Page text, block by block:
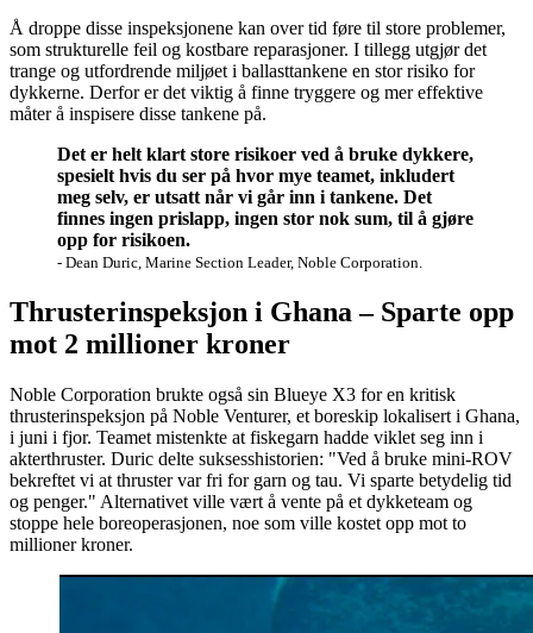
Å droppe disse inspeksjonene kan over tid føre til store problemer,
som strukturelle feil og kostbare reparasjoner. I tillegg utgjør det
trange og utfordrende miljøet i ballasttankene en stor risiko for
dykkerne. Derfor er det viktig å finne tryggere og mer effektive
måter å inspisere disse tankene på.
Det er helt klart store risikoer ved å bruke dykkere,
spesielt hvis du ser på hvor mye teamet, inkludert
meg selv, er utsatt når vi går inn i tankene. Det
finnes ingen prislapp, ingen stor nok sum, til å gjøre
opp for risikoen.
- Dean Duric, Marine Section Leader, Noble Corporation.
Thrusterinspeksjon i Ghana – Sparte opp
mot 2 millioner kroner
Noble Corporation brukte også sin Blueye X3 for en kritisk
thrusterinspeksjon på Noble Venturer, et boreskip lokalisert i Ghana,
i juni i fjor. Teamet mistenkte at fiskegarn hadde viklet seg inn i
akterthruster. Duric delte suksesshistorien: "Ved å bruke mini-ROV
bekreftet vi at thruster var fri for garn og tau. Vi sparte betydelig tid
og penger." Alternativet ville vært å vente på et dykketeam og
stoppe hele boreoperasjonen, noe som ville kostet opp mot to
millioner kroner.